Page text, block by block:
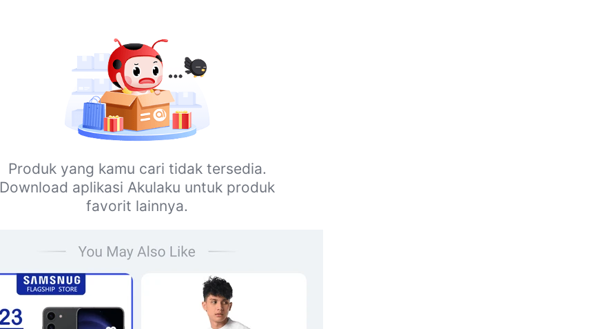
Produk yang kamu cari tidak tersedia.
Download aplikasi Akulaku untuk produk
favorit lainnya.